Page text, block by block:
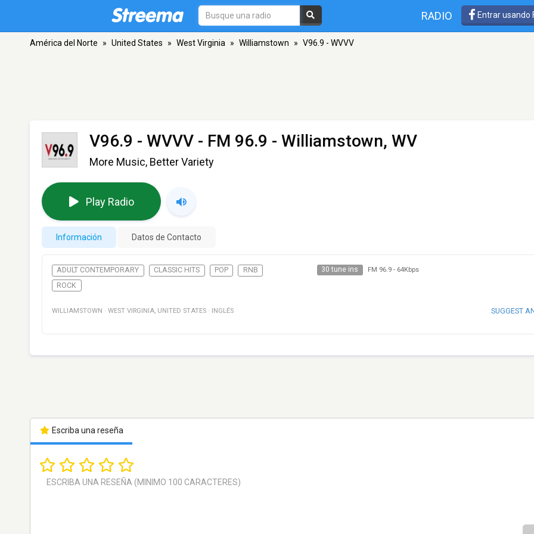
RADIO Entrar usando
América del Norte » United States » West Virginia » Williamstown » V96.9 - WVVV
V96.9 - WVVV - FM 96.9 - Williamstown, WV
More Music, Better Variety
Play Radio
Información Datos de Contacto
ADULT CONTEMPORARY CLASSIC HITS POP
RNB
ROCK
30 tune ins FM 96.9- 64Kbps
WILLIAMSTOWN · WEST VIRGINIA, UNITED STATES · INGLÉS SUGGEST
Escriba una reseña